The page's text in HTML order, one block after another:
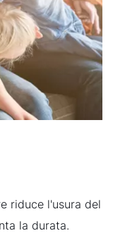
riduce l'usura del
la durata.